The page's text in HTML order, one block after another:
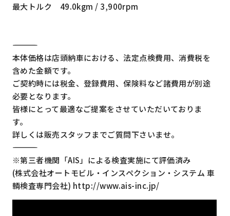
最大トルク 49.0kgm / 3,900rpm
―――――――――――――――――――――――――――――――――
本体価格は店頭納車における、法定点検費用、消費税を
含めた金額です。
ご契約時には税金、登録費用、保険料など諸費用が別途
必要となります。
皆様にとって最適なご提案をさせていただいておりま
す。
詳しくは販売スタッフまでご質問下さいませ。
―――――――――――――――――――――――――――――――――
※第三者機関「AIS」による検査実施にて評価済み
(株式会社オートモビル・インスペクション・システム 車
輌検査専門会社) http://www.ais-inc.jp/